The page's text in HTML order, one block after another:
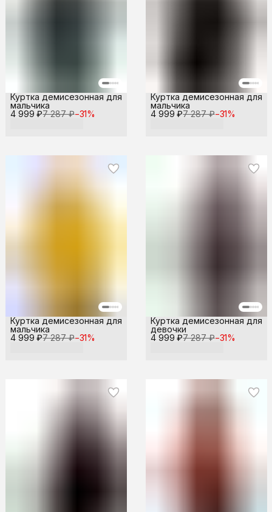
4 999 ₽7 287 ₽−31%
Куртка демисезонная для
мальчика
4 999 ₽7 287 ₽−31%
Куртка демисезонная для
мальчика
4 999 ₽7 287 ₽−31%
Куртка демисезонная для
мальчика
4 999 ₽7 287 ₽−31%
Куртка демисезонная для
девочки